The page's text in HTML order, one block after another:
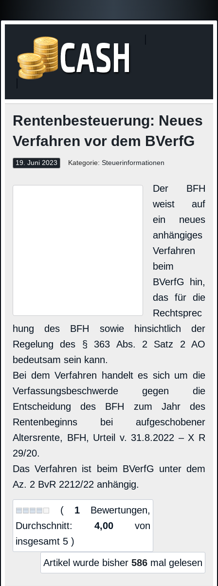
Rentenbesteuerung: Neues
Verfahren vor dem BVerfG
19. Juni 2023 Kategorie: Steuerinformationen
Der BFH
weist auf
ein neues
anhängiges
Verfahren
beim
BVerfG hin,
das für die
Rechtsprec
hung des BFH sowie hinsichtlich der
Regelung des § 363 Abs. 2 Satz 2 AO
bedeutsam sein kann.
Bei dem Verfahren handelt es sich um die
Verfassungsbeschwerde gegen die
Entscheidung des BFH zum Jahr des
Rentenbeginns bei aufgeschobener
Altersrente, BFH, Urteil v. 31.8.2022 – X R
29/20.
Das Verfahren ist beim BVerfG unter dem
Az. 2 BvR 2212/22 anhängig.
( 1 Bewertungen,
Durchschnitt: 4,00von
insgesamt 5 )
Artikel wurde bisher 586 mal gelesen